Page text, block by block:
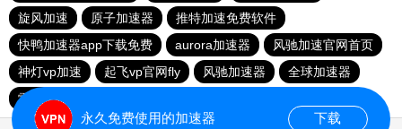
旋风加速
原子加速器
推特加速免费软件
快鸭加速器app下载免费
aurora加速器
风驰加速官网首页
神灯vp加速
起飞vp官网fly 风驰加速器
全球加速器
雷轰加速官网
永久免费使用的加速器 下载